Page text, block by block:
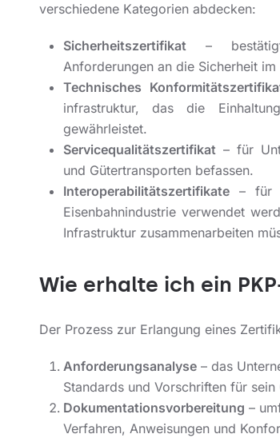
verschiedene Kategorien abdecken:
Sicherheitszertifikat –
Anforderungen an die Sicherheit
Technisches
infrastruktur, das die
gewährleistet.
Servicequalitätszertifikat – für
und Gütertransporten befassen.
Interoperabilitätszertifikate – für
Eisenbahnindustrie verwendet
Infrastruktur zusammenarbeiten
Wie erhalte ich ein
Der Prozess zur Erlangung eines
Anforderungsanalyse – das
Standards und Vorschriften für sein
Dokumentationsvorbereitung –
Verfahren, Anweisungen und